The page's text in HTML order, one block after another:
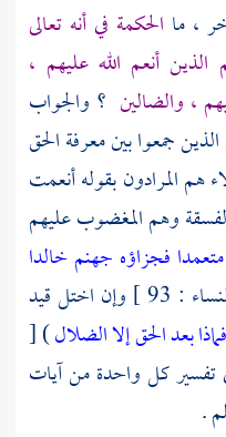
، ما الحكمة في أنه تعالى
أنعم الله عليهم ،
، والضالين ؟ والجواب
جمعوا بين معرفة الحق
هم المرادون بقوله أنعمت
وهم المغضوب عليهم
فجزاؤه جهنم خالدا
) [ النساء : 93 ] وإن اختل قيد
فماذا بعد الحق إلا الضلال) [
في تفسير كل واحدة من آيات
.